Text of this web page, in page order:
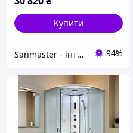
Купити
Sanmaster - інтернет-магазин сантехніки 94%